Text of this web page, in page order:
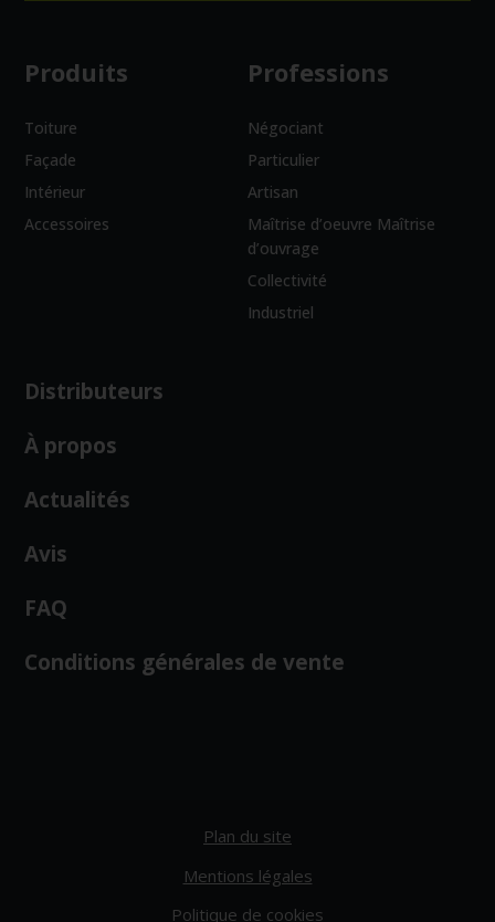
Produits
Toiture
Façade
Intérieur
Accessoires
Professions
Négociant
Particulier
Artisan
Maîtrise d’oeuvre Maîtrise
d’ouvrage
Collectivité
Industriel
Distributeurs
À propos
Actualités
Avis
FAQ
Conditions générales de vente
Plan du site
Mentions légales
Politique de cookies